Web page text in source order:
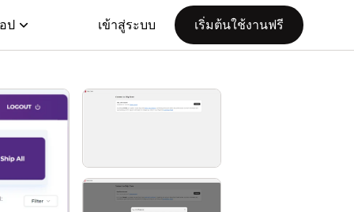
ป เข้าสู่ระบบ เริ่มต้นใช้งานฟรี